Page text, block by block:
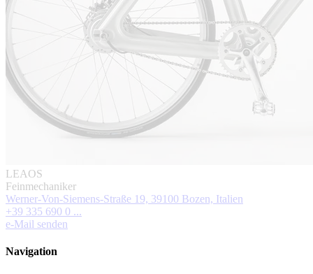
LEAOS
Feinmechaniker
Werner-Von-Siemens-Straße 19, 39100 Bozen, Italien
+39 335 690 0 ...
e-Mail senden
Navigation